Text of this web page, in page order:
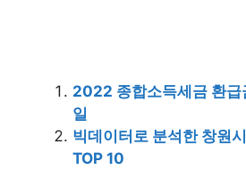
2022 종합소득세금 환급
일
빅데이터로 분석한 창원
TOP 10